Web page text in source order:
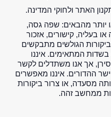
האתר ולחוקי המדינה.
יותר מהבאים: שפה גסה,
בעליה, קישורים, אזכור
הגולשים מתבקשים
המתאימים. איננו
אך אנו משתדלים לקשר
ההדורים. איננו מאפשרים
מסעדה, או צרור ביקורות
ממחשב זהה.